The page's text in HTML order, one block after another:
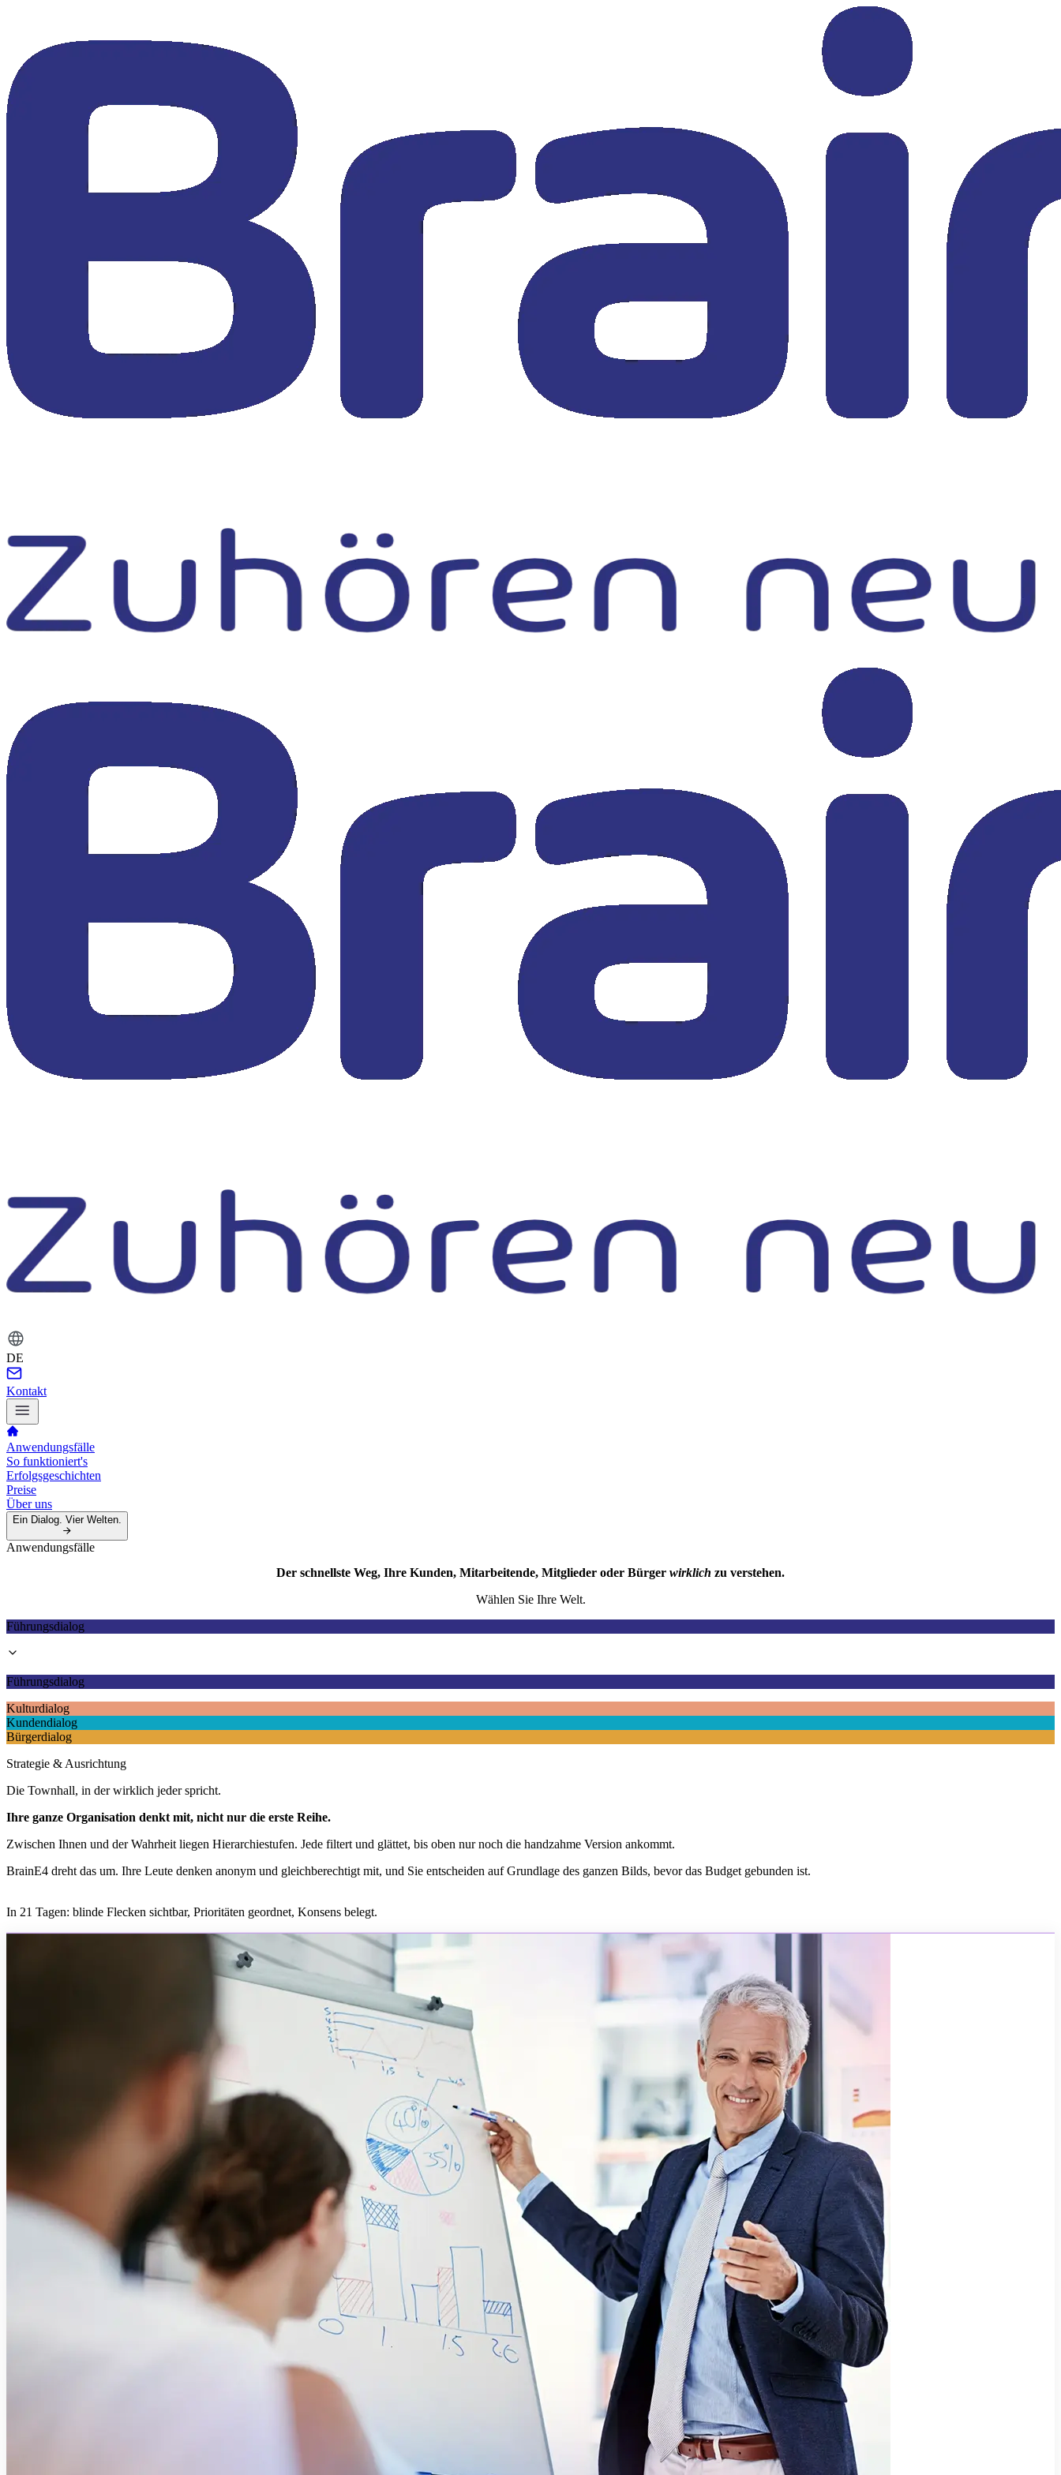
DE
Kontakt
Anwendungsfälle
So funktioniert's
Erfolgsgeschichten
Preise
Über uns
Ein Dialog. Vier Welten.
Anwendungsfälle
Der schnellste Weg, Ihre Kunden, Mitarbeitende, Mitglieder oder Bürger wirklich zu verstehen.
Wählen Sie Ihre Welt.
Führungsdialog
Führungsdialog
Kulturdialog
Kundendialog
Bürgerdialog
Strategie & Ausrichtung
Die Townhall, in der wirklich jeder spricht.
Ihre ganze Organisation denkt mit, nicht nur die erste Reihe.
Zwischen Ihnen und der Wahrheit liegen Hierarchiestufen. Jede filtert und glättet, bis oben nur noch die handzahme Version ankommt.
BrainE4 dreht das um. Ihre Leute denken anonym und gleichberechtigt mit, und Sie entscheiden auf Grundlage des ganzen Bilds, bevor das Budget gebunden ist.
In 21 Tagen: blinde Flecken sichtbar, Prioritäten geordnet, Konsens belegt.